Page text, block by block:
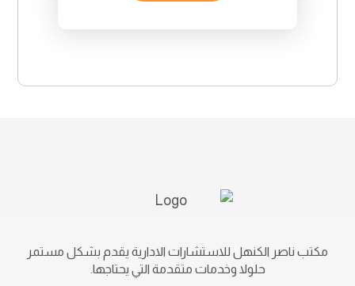
مكتب ناصر الكنهل للاستشارات الادارية يقدم بشكل مستمر
حلولا وخدمات متقدمة التي يحتاجها.